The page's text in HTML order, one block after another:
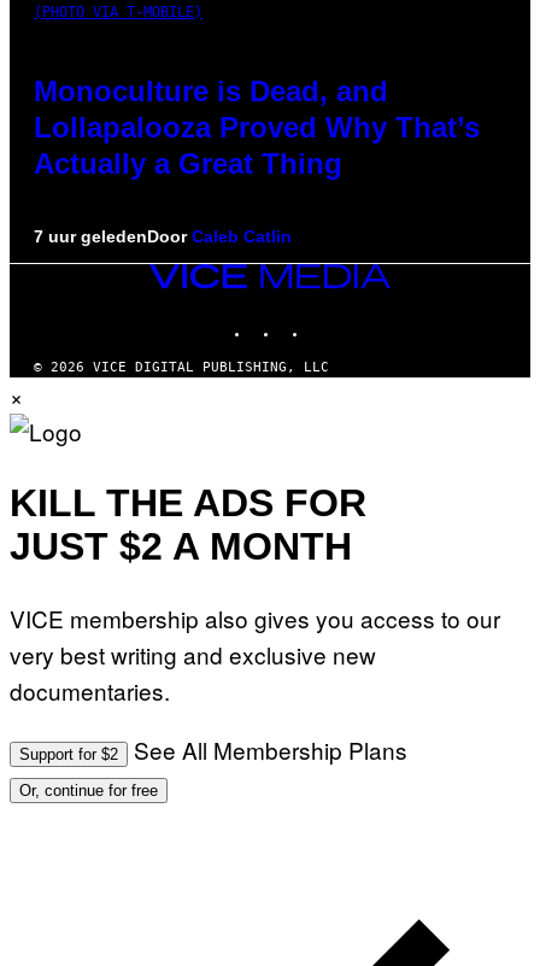
(PHOTO VIA T-MOBILE)
Monoculture is Dead, and
Lollapalooza Proved Why That’s
Actually a Great Thing
7 uur geledenDoorCaleb Catlin
VICE
MEDIA
© 2026 VICE DIGITAL PUBLISHING, LLC
×
KILL THE ADS FOR
JUST $2 A MONTH
VICE membership also gives you access to our
very best writing and exclusive new
documentaries.
Support for $2 See All Membership Plans
Or, continue for free